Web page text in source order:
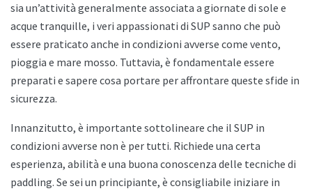
sia un’attività generalmente associata a giornate di sole e
acque tranquille, i veri appassionati di SUP sanno che può
essere praticato anche in condizioni avverse come vento,
pioggia e mare mosso. Tuttavia, è fondamentale essere
preparati e sapere cosa portare per affrontare queste sfide in
sicurezza.
Innanzitutto, è importante sottolineare che il SUP in
condizioni avverse non è per tutti. Richiede una certa
esperienza, abilità e una buona conoscenza delle tecniche di
paddling. Se sei un principiante, è consigliabile iniziare in